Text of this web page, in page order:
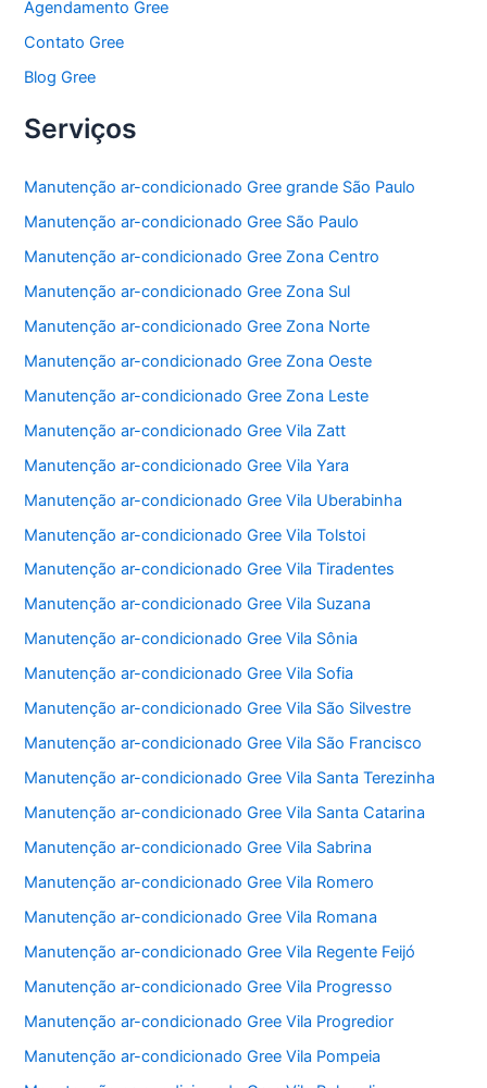
Agendamento Gree
Contato Gree
Blog Gree
Serviços
Manutenção ar-condicionado Gree grande São Paulo
Manutenção ar-condicionado Gree São Paulo
Manutenção ar-condicionado Gree Zona Centro
Manutenção ar-condicionado Gree Zona Sul
Manutenção ar-condicionado Gree Zona Norte
Manutenção ar-condicionado Gree Zona Oeste
Manutenção ar-condicionado Gree Zona Leste
Manutenção ar-condicionado Gree Vila Zatt
Manutenção ar-condicionado Gree Vila Yara
Manutenção ar-condicionado Gree Vila Uberabinha
Manutenção ar-condicionado Gree Vila Tolstoi
Manutenção ar-condicionado Gree Vila Tiradentes
Manutenção ar-condicionado Gree Vila Suzana
Manutenção ar-condicionado Gree Vila Sônia
Manutenção ar-condicionado Gree Vila Sofia
Manutenção ar-condicionado Gree Vila São Silvestre
Manutenção ar-condicionado Gree Vila São Francisco
Manutenção ar-condicionado Gree Vila Santa Terezinha
Manutenção ar-condicionado Gree Vila Santa Catarina
Manutenção ar-condicionado Gree Vila Sabrina
Manutenção ar-condicionado Gree Vila Romero
Manutenção ar-condicionado Gree Vila Romana
Manutenção ar-condicionado Gree Vila Regente Feijó
Manutenção ar-condicionado Gree Vila Progresso
Manutenção ar-condicionado Gree Vila Progredior
Manutenção ar-condicionado Gree Vila Pompeia